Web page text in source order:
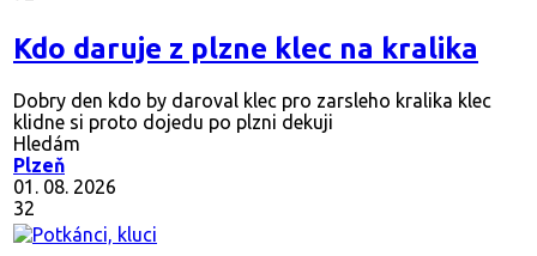
Kdo daruje z plzne klec na kralika
Dobry den kdo by daroval klec pro zarsleho kralika klec
klidne si proto dojedu po plzni dekuji
Hledám
Plzeň
01. 08. 2026
32